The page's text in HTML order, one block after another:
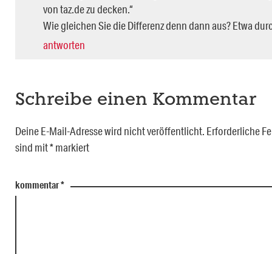
von taz.de zu decken.“
Wie gleichen Sie die Differenz denn dann aus? Etwa
antworten
Schreibe einen Kommentar
Deine E-Mail-Adresse wird nicht veröffentlicht. Erforderliche
sind mit*markiert
kommentar*